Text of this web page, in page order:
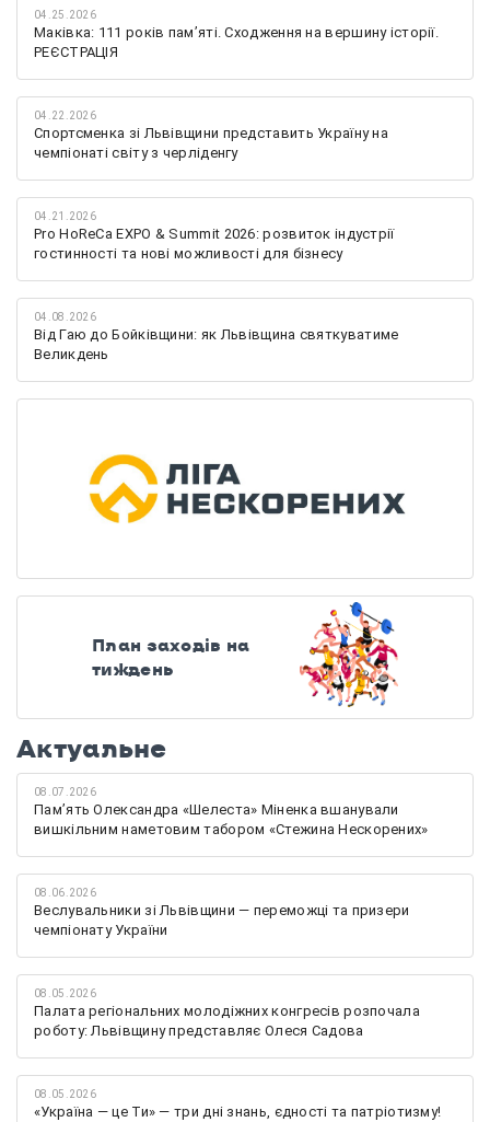
04.25.2026
Маківка: 111 років пам’яті. Сходження на вершину історії.
РЕЄСТРАЦІЯ
04.22.2026
Спортсменка зі Львівщини представить Україну на
чемпіонаті світу з черліденгу
04.21.2026
Pro HoReCa EXPO & Summit 2026: розвиток індустрії
гостинності та нові можливості для бізнесу
04.08.2026
Від Гаю до Бойківщини: як Львівщина святкуватиме
Великдень
План заходів на
тиждень
Актуальне
08.07.2026
Памʼять Олександра «Шелеста» Міненка вшанували
вишкільним наметовим табором «Стежина Нескорених»
08.06.2026
Веслувальники зі Львівщини — переможці та призери
чемпіонату України
08.05.2026
Палата регіональних молодіжних конгресів розпочала
роботу: Львівщину представляє Олеся Садова
08.05.2026
«Україна — це Ти» — три дні знань, єдності та патріотизму!